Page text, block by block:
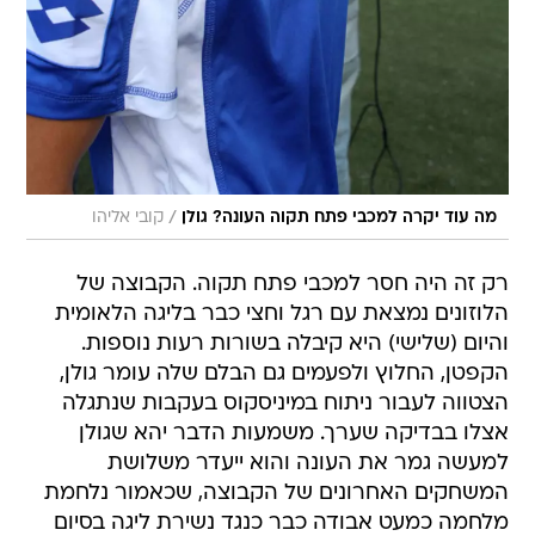
מה עוד יקרה למכבי פתח תקוה העונה? גולן / קובי אליהו
רק זה היה חסר למכבי פתח תקוה. הקבוצה של
הלוזונים נמצאת עם רגל וחצי כבר בליגה הלאומית
והיום (שלישי) היא קיבלה בשורות רעות נוספות.
הקפטן, החלוץ ולפעמים גם הבלם שלה עומר גולן,
הצטווה לעבור ניתוח במיניסקוס בעקבות שנתגלה
אצלו בבדיקה שערך. משמעות הדבר יהא שגולן
למעשה גמר את העונה והוא ייעדר משלושת
המשחקים האחרונים של הקבוצה, שכאמור נלחמת
מלחמה כמעט אבודה כבר כנגד נשירת ליגה בסיום